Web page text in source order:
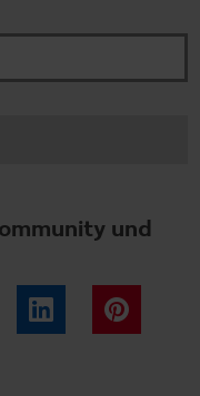
und
Instagram LinkedIn